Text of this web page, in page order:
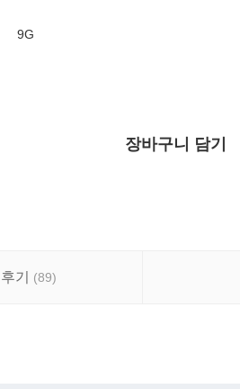
9G
장바구니 담기
후기 (89)